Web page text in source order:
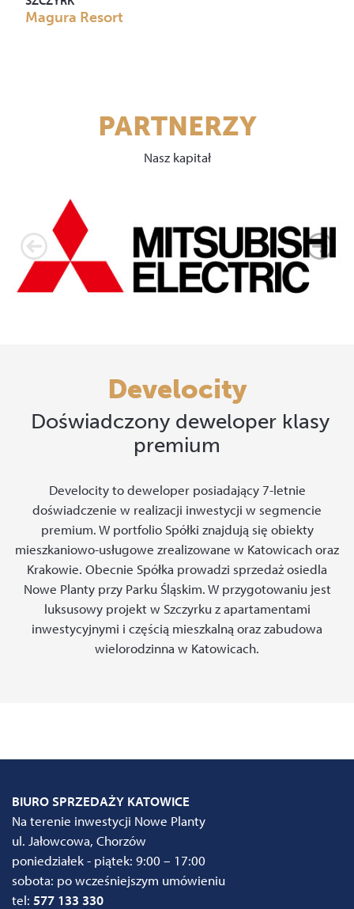
Magura Resort
PARTNERZY
Nasz kapitał
Develocity
Doświadczony deweloper klasy
premium
Develocity to deweloper posiadający 7-letnie
doświadczenie w realizacji inwestycji w segmencie
premium. W portfolio Spółki znajdują się obiekty
mieszkaniowo-usługowe zrealizowane w Katowicach oraz
Krakowie. Obecnie Spółka prowadzi sprzedaż osiedla
Nowe Planty przy Parku Śląskim. W przygotowaniu jest
luksusowy projekt w Szczyrku z apartamentami
inwestycyjnymi i częścią mieszkalną oraz zabudowa
wielorodzinna w Katowicach.
BIURO SPRZEDAŻY KATOWICE
Na terenie inwestycji Nowe Planty
ul. Jałowcowa, Chorzów
poniedziałek - piątek: 9:00 – 17:00
sobota: po wcześniejszym umówieniu
tel: 577 133 330